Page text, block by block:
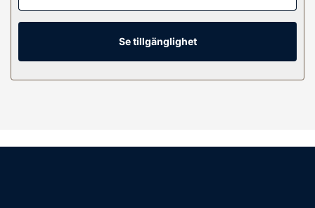
underhållning. Privat badrum med dusch, gratis
toalettartiklar och hårtorkar.
Bekvämligheter på anläggningen
även tillgång till vattenrutschkana. Detta hotell har även
Se tillgänglighet